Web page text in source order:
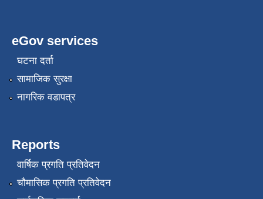
eGov services
घटना दर्ता
सामाजिक सुरक्षा
नागरिक वडापत्र
Reports
वार्षिक प्रगति प्रतिवेदन
चौमासिक प्रगति प्रतिवेदन